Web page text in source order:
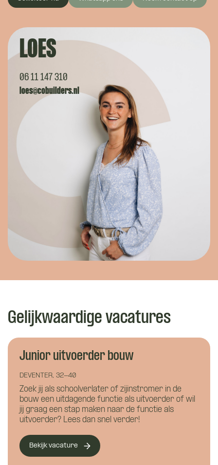
LOES
06 11 147 310
loes@cobuilders.nl
Gelijkwaardige vacatures
Junior uitvoerder bouw
DEVENTER, 32-40
Zoek jij als schoolverlater of zijinstromer in de
bouw een uitdagende functie als uitvoerder of wil
jij graag een stap maken naar de functie als
uitvoerder? Lees dan snel verder!
Bekijk vacature